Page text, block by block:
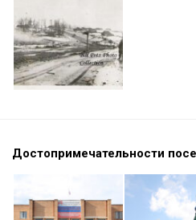
Достопримечательности